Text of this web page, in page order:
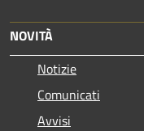
NOVITÀ
Notizie
Comunicati
Avvisi